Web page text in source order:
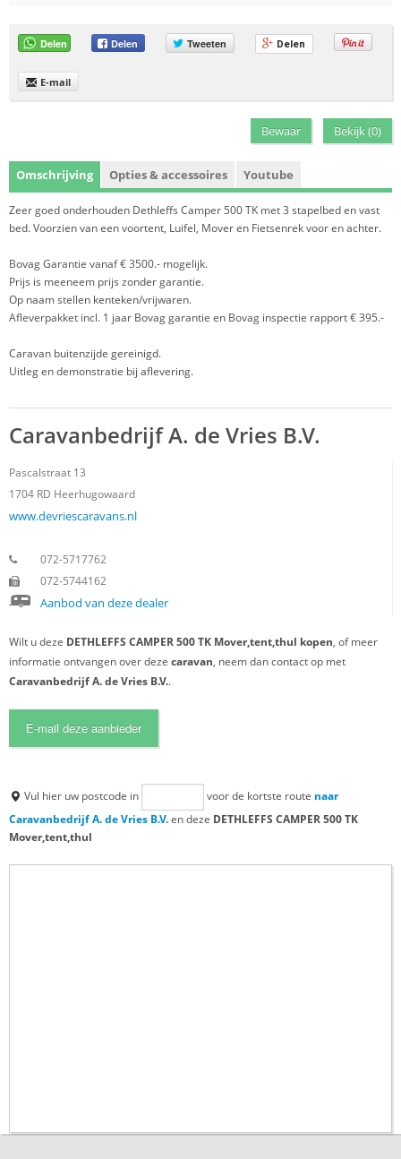
Delen Delen Tweeten Delen
E-mail
Bewaar Bekijk (0)
Omschrijving Opties & accessoires Youtube
Zeer goed onderhouden Dethleffs Camper 500 TK met 3 stapelbed en vast
bed. Voorzien van een voortent, Luifel, Mover en Fietsenrek voor en achter.
Bovag Garantie vanaf € 3500.- mogelijk.
Prijs is meeneem prijs zonder garantie.
Op naam stellen kenteken/vrijwaren.
Afleverpakket incl. 1 jaar Bovag garantie en Bovag inspectie rapport € 395.-
Caravan buitenzijde gereinigd.
Uitleg en demonstratie bij aflevering.
Caravanbedrijf A. de Vries B.V.
Pascalstraat 13
1704 RD Heerhugowaard
www.devriescaravans.nl
072-5717762
072-5744162
Aanbod van deze dealer
Wilt u deze DETHLEFFS CAMPER 500 TK Mover,tent,thul kopen, of meer
informatie ontvangen over deze caravan, neem dan contact op met
Caravanbedrijf A. de Vries B.V..
E-mail deze aanbieder
Vul hier uw postcode in voor de kortste route naar
Caravanbedrijf A. de Vries B.V.en deze DETHLEFFS CAMPER 500 TK
Mover,tent,thul